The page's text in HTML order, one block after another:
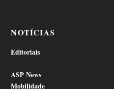
NOTÍCIAS
Editoriais
ASP News
Mobilidade